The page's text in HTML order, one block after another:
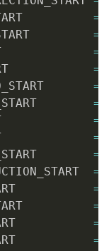
=
=
=
=
=
=
=
=
=
=
=
=
=
=